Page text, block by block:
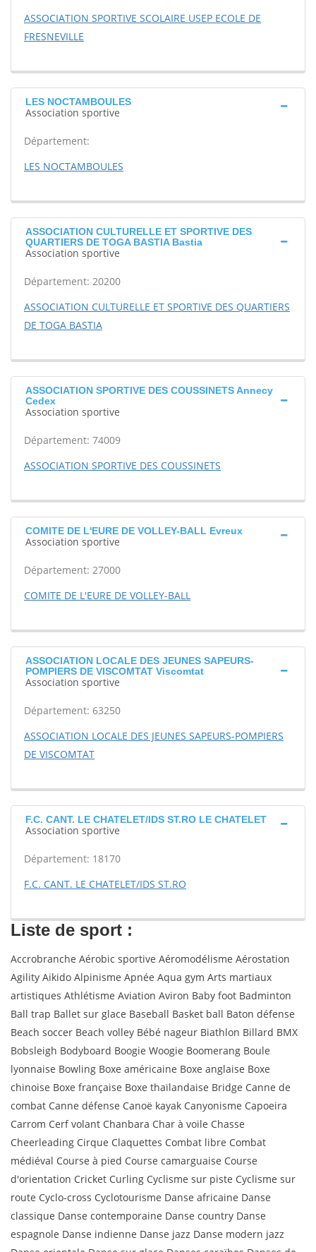
ASSOCIATION SPORTIVE SCOLAIRE USEP ECOLE DE
FRESNEVILLE
LES NOCTAMBOULES
Association sportive
Département:
LES NOCTAMBOULES
ASSOCIATION CULTURELLE ET SPORTIVE DES
QUARTIERS DE TOGA BASTIA Bastia
Association sportive
Département: 20200
ASSOCIATION CULTURELLE ET SPORTIVE DES QUARTIERS
DE TOGA BASTIA
ASSOCIATION SPORTIVE DES COUSSINETS Annecy
Cedex
Association sportive
Département: 74009
ASSOCIATION SPORTIVE DES COUSSINETS
COMITE DE L'EURE DE VOLLEY-BALL Evreux
Association sportive
Département: 27000
COMITE DE L'EURE DE VOLLEY-BALL
ASSOCIATION LOCALE DES JEUNES SAPEURS-
POMPIERS DE VISCOMTAT Viscomtat
Association sportive
Département: 63250
ASSOCIATION LOCALE DES JEUNES SAPEURS-POMPIERS
DE VISCOMTAT
F.C. CANT. LE CHATELET/IDS ST.RO LE CHATELET
Association sportive
Département: 18170
F.C. CANT. LE CHATELET/IDS ST.RO
Liste de sport :
Accrobranche Aérobic sportive Aéromodélisme Aérostation
Agility Aikido Alpinisme Apnée Aqua gym Arts martiaux
artistiques Athlétisme Aviation Aviron Baby foot Badminton
Ball trap Ballet sur glace Baseball Basket ball Baton défense
Beach soccer Beach volley Bébé nageur Biathlon Billard BMX
Bobsleigh Bodyboard Boogie Woogie Boomerang Boule
lyonnaise Bowling Boxe américaine Boxe anglaise Boxe
chinoise Boxe française Boxe thaïlandaise Bridge Canne de
combat Canne défense Canoë kayak Canyonisme Capoeira
Carrom Cerf volant Chanbara Char à voile Chasse
Cheerleading Cirque Claquettes Combat libre Combat
médiéval Course à pied Course camarguaise Course
d'orientation Cricket Curling Cyclisme sur piste Cyclisme sur
route Cyclo-cross Cyclotourisme Danse africaine Danse
classique Danse contemporaine Danse country Danse
espagnole Danse indienne Danse jazz Danse modern jazz